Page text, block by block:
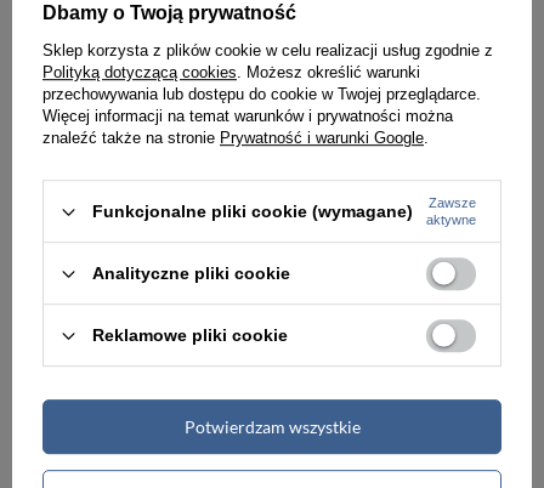
Błękitno-beżowy, wodoodporny plecak miejski z miejscem na laptopa - Himawari
199,99 zł 199,99 zł
Dbamy o Twoją prywatność
Sklep korzysta z plików cookie w celu realizacji usług zgodnie z
Polityką dotyczącą cookies. Możesz określić warunki
przechowywania lub dostępu do cookie w Twojej przeglądarce.
Więcej informacji na temat warunków i prywatności można
znaleźć także na stronie Prywatność i warunki Google.
Funkcjonalne pliki cookie (wymagane)
Zawsze
aktywne
Analityczne pliki cookie
Reklamowe pliki cookie
Potwierdzam wszystkie